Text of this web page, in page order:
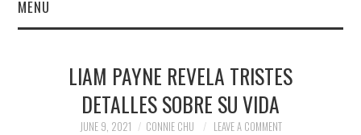
MENU
FINANCELIAM PAYNE REVELA TRISTES
DETALLES SOBRE SU VIDA
JUNE 9, 2021 CONNIE CHU LEAVE A COMMENT